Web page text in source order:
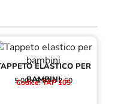
ELASTICO PER
BAMBINI
5,00 x 5,00 h 2,50
Codice: TAP 105